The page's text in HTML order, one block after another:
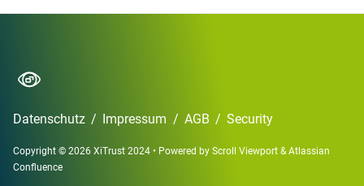
Datenschutz / Impressum / AGB / Security
Copyright © 2026 XiTrust 2024 • Powered by Scroll Viewport &Atlassian
Confluence